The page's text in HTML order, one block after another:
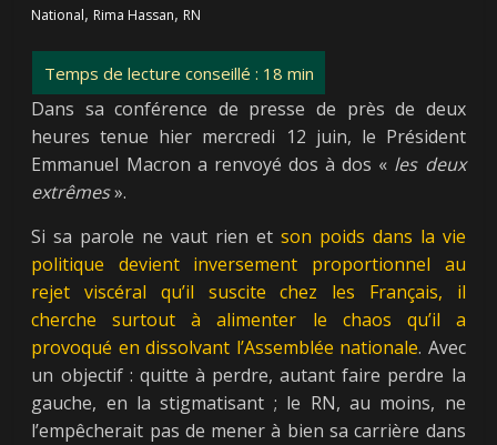
National, Rima Hassan, RN
Dans sa conférence de presse de près de deux
heures tenue hier mercredi 12 juin, le Président
Emmanuel Macron a renvoyé dos à dos « les deux
extrêmes».
Si sa parole ne vaut rien et son poids dans la vie
politique devient inversement proportionnel au
rejet viscéral qu’il suscite chez les Français, il
cherche surtout à alimenter le chaos qu’il a
provoqué en dissolvant l’Assemblée nationale. Avec
un objectif : quitte à perdre, autant faire perdre la
gauche, en la stigmatisant ; le RN, au moins, ne
l’empêcherait pas de mener à bien sa carrière dans